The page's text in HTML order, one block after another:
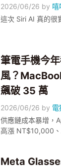
2026/06/26 by 嘻
這次 Siri AI 真的很
筆電手機今
風？
飆破 35 萬
2026/06/26 by 電
供應鏈成本暴增，
高漲 NT$10,000
Meta